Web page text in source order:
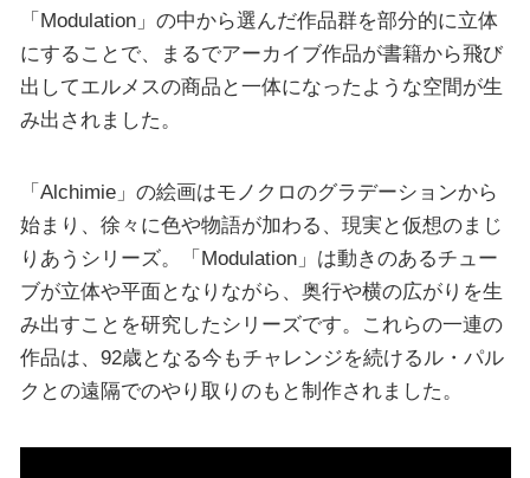
「Modulation」の中から選んだ作品群を部分的に立体
にすることで、まるでアーカイブ作品が書籍から飛び
出してエルメスの商品と一体になったような空間が生
み出されました。
「Alchimie」の絵画はモノクロのグラデーションから
始まり、徐々に色や物語が加わる、現実と仮想のまじ
りあうシリーズ。「Modulation」は動きのあるチュー
ブが立体や平面となりながら、奥行や横の広がりを生
み出すことを研究したシリーズです。これらの一連の
作品は、92歳となる今もチャレンジを続けるル・パル
クとの遠隔でのやり取りのもと制作されました。